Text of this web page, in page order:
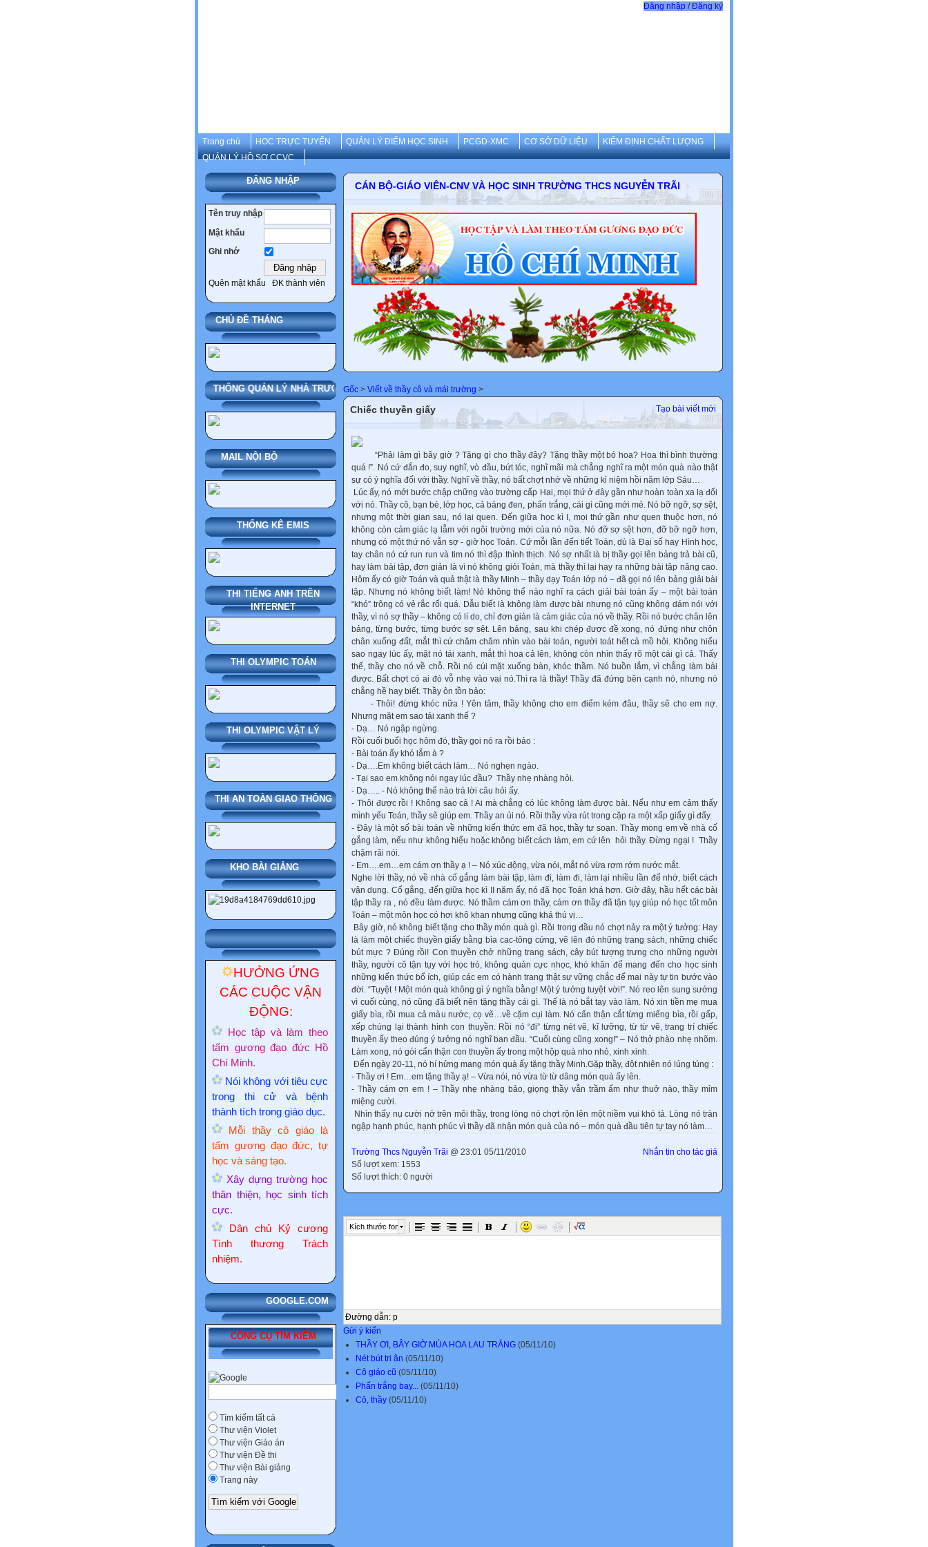
Đăng nhập / Đăng ký
Trang chủ HOC TRỰC TUYẾN QUẢN LÝ ĐIỂM HỌC SINH PCGD-XMC CƠ SỞ DỮ LIỆU
KIỂM ĐỊNH CHẤT LƯỢNG
QUẢN LÝ HỒ SƠ CCVC
ĐĂNG NHẬP
Tên truy nhập
Mật khẩu
Ghi nhớ
Quên mật khẩu ĐK thành viên
CHỦ ĐỀ THÁNG
SMAS HỆ THỐNG QUẢN LÝ NHÀ TRƯỜNG
MAIL NỘI BỘ
THỐNG KÊ EMIS
THI TIẾNG ANH TRÊN
INTERNET
THI OLYMPIC TOÁN
THI OLYMPIC VẬT LÝ
THI AN TOÀN GIAO THÔNG
KHO BÀI GIẢNG
HƯỞNG ỨNG
CÁC CUỘC VẬN
ĐỘNG:
Học tập và làm theo
tấm gương đạo đức Hồ
Chí Minh.
Nói không với tiêu cực
trong thi cử và bệnh
thành tích trong giáo dục.
Mỗi thầy cô giáo là
tấm gương đạo đức, tự
học và sáng tạo.
Xây dựng trường học
thân thiện, học sinh tích
cực.
Dân chủ Kỷ cương
Tình thương Trách
nhiệm.
GOOGLE.COM
CÔNG CỤ TÌM KIẾM
Tìm kiếm tất cả
Thư viện Violet
Thư viện Giáo án
Thư viện Đề thi
Thư viện Bài giảng
Trang này
CÁN BỘ-GIÁO VIÊN-CNV VÀ HỌC SINH TRƯỜNG THCS NGUYỄN TRÃI
Gốc > Viết về thầy cô và mái trường >
Tạo bài viết mới
Chiếc thuyền giấy
“Phải làm gì bây giờ ? Tặng gì cho thầy đây? Tặng thầy một bó hoa? Hoa thì bình thường
quá !”. Nó cứ đắn đo, suy nghĩ, vò đầu, bứt tóc, nghĩ mãi mà chẳng nghĩ ra một món quà nào thật
sự có ý nghĩa đối với thầy. Nghĩ về thầy, nó bất chợt nhớ về những kỉ niệm hồi năm lớp Sáu…
Lúc ấy, nó mới bước chập chững vào trường cấp Hai, mọi thứ ở đây gần như hoàn toàn xa lạ đối
với nó. Thầy cô, bạn bè, lớp học, cả bảng đen, phấn trắng, cái gì cũng mới mẻ. Nó bỡ ngỡ, sợ sệt,
nhưng một thời gian sau, nó lại quen. Đến giữa học kì I, mọi thứ gần như quen thuộc hơn, nó
không còn cảm giác lạ lẫm với ngôi trường mới của nó nữa. Nó đỡ sợ sệt hơn, đỡ bỡ ngỡ hơn,
nhưng có một thứ nó vẫn sợ - giờ học Toán. Cứ mỗi lần đến tiết Toán, dù là Đại số hay Hình học,
tay chân nó cứ run run và tim nó thì đập thình thịch. Nó sợ nhất là bị thầy gọi lên bảng trả bài cũ,
hay làm bài tập, đơn giản là vì nó không giỏi Toán, mà thầy thì lại hay ra những bài tập nâng cao.
Hôm ấy có giờ Toán và quả thật là thầy Minh – thầy dạy Toán lớp nó – đã gọi nó lên bảng giải bài
tập. Nhưng nó không biết làm! Nó không thể nào nghĩ ra cách giải bài toán ấy – một bài toán
“khó” trông có vẻ rắc rối quá. Dẫu biết là không làm được bài nhưng nó cũng không dám nói với
thầy, vì nó sợ thầy – không có lí do, chỉ đơn giản là cảm giác của nó về thầy. Rồi nó bước chân lên
bảng, từng bước, từng bước sợ sệt. Lên bảng, sau khi chép được đề xong, nó đứng như chôn
chân xuống đất, mắt thì cứ chăm chăm nhìn vào bài toán, người toát hết cả mồ hôi. Không hiểu
sao ngay lúc ấy, mặt nó tái xanh, mắt thì hoa cả lên, không còn nhìn thấy rõ một cái gì cả. Thấy
thế, thầy cho nó về chỗ. Rồi nó cúi mặt xuống bàn, khóc thầm. Nó buồn lắm, vì chẳng làm bài
được. Bất chợt có ai đó vỗ nhẹ vào vai nó.Thì ra là thầy! Thầy đã đứng bên cạnh nó, nhưng nó
chẳng hề hay biết. Thầy ôn tồn bảo:
- Thôi! đừng khóc nữa ! Yên tâm, thầy không cho em điểm kém đâu, thầy sẽ cho em nợ.
Nhưng mặt em sao tái xanh thế ?
- Dạ… Nó ngập ngừng.
Rồi cuối buổi học hôm đó, thầy gọi nó ra rồi bảo :
- Bài toán ấy khó lắm à ?
- Dạ….Em không biết cách làm… Nó nghẹn ngào.
- Tại sao em không nói ngay lúc đầu? Thầy nhẹ nhàng hỏi.
- Dạ….. - Nó không thể nào trả lời câu hỏi ấy.
- Thôi được rồi ! Không sao cả ! Ai mà chẳng có lúc không làm được bài. Nếu như em cảm thấy
mình yếu Toán, thầy sẽ giúp em. Thầy an ủi nó. Rồi thầy vừa rút trong cặp ra một xấp giấy gì đấy.
- Đây là một số bài toán về những kiến thức em đã học, thầy tự soạn. Thầy mong em về nhà cố
gắng làm, nếu như không hiểu hoặc không biết cách làm, em cứ lên hỏi thầy. Đừng ngại ! Thầy
chậm rãi nói.
- Em….em…em cám ơn thầy ạ ! – Nó xúc động, vừa nói, mắt nó vừa rơm rớm nước mắt.
Nghe lời thầy, nó về nhà cố gắng làm bài tập, làm đi, làm đi, làm lại nhiều lần để nhớ, biết cách
vận dụng. Cố gắng, đến giữa học kì II năm ấy, nó đã học Toán khá hơn. Giờ đây, hầu hết các bài
tập thầy ra , nó đều làm được. Nó thầm cám ơn thầy, cám ơn thầy đã tận tụy giúp nó học tốt môn
Toán – một môn học có hơi khô khan nhưng cũng khá thú vị…
Bây giờ, nó không biết tặng cho thầy món quà gì. Rồi trong đầu nó chợt nảy ra một ý tưởng: Hay
là làm một chiếc thuyền giấy bằng bìa cac-tông cứng, vẽ lên đó những trang sách, những chiếc
bút mực ? Đúng rồi! Con thuyền chở những trang sách, cây bút tượng trưng cho những người
thầy, người cô tận tụy với học trò, không quản cực nhọc, khó khăn để mang đến cho học sinh
những kiến thức bổ ích, giúp các em có hành trang thật sự vững chắc để mai này tự tin bước vào
đời. “Tuyệt ! Một món quà không gì ý nghĩa bằng! Một ý tưởng tuyệt vời!”. Nó reo lên sung sướng
vì cuối cùng, nó cũng đã biết nên tặng thầy cái gì. Thế là nó bắt tay vào làm. Nó xin tiền mẹ mua
giấy bìa, rồi mua cả màu nước, cọ vẽ…về cặm cụi làm. Nó cẩn thận cắt từng miếng bìa, rồi gấp,
xếp chúng lại thành hình con thuyền. Rồi nó “đi” từng nét vẽ, kĩ lưỡng, từ từ vẽ, trang trí chiếc
thuyền ấy theo đúng ý tưởng nó nghĩ ban đầu. “Cuối cùng cũng xong!” – Nó thở phào nhẹ nhõm.
Làm xong, nó gói cẩn thận con thuyền ấy trong một hộp quà nho nhỏ, xinh xinh.
Đến ngày 20-11, nó hí hửng mang món quà ấy tặng thầy Minh.Gặp thầy, đột nhiên nó lúng túng :
- Thầy ơi ! Em…em tặng thầy ạ! – Vừa nói, nó vừa từ từ dâng món quà ấy lên.
- Thầy cám ơn em ! – Thầy nhẹ nhàng bảo, giọng thầy vẫn trầm ấm như thuở nào, thầy mỉm
miệng cười.
Nhìn thấy nụ cười nở trên môi thầy, trong lòng nó chợt rộn lên một niềm vui khó tả. Lòng nó tràn
ngập hạnh phúc, hạnh phúc vì thầy đã nhận món quà của nó – món quà đầu tiên tự tay nó làm…
Nhắn tin cho tác giả
Trường Thcs Nguyễn Trãi @ 23:01 05/11/2010
Số lượt xem: 1553
Số lượt thích: 0 người
Kích thước font
Đường dẫn: p
Gửi ý kiến
THẦY ƠI, BÂY GIỜ MÙA HOA LAU TRẮNG (05/11/10)
Nét bút tri ân (05/11/10)
Cô giáo cũ (05/11/10)
Phấn trắng bay...
(05/11/10)
Cô, thầy (05/11/10)